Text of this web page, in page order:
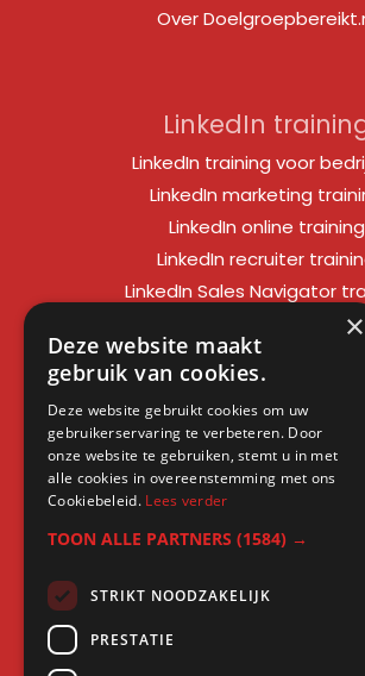
Over
LinkedIn
LinkedIn training voor
LinkedIn marketing
LinkedIn online training
LinkedIn recruiter
LinkedIn Sales Navigator
LinkedIn sales training
Social media training
LinkedIn expert training
LinkedIn workshop
LinkedIn cursus
Cursus LinkedIn zakelijk
×
Deze website maakt
gebruik van cookies.
Deze website gebruikt cookies om uw
gebruikerservaring te verbeteren. Door
onze website te gebruiken, stemt u in met
alle cookies in overeenstemming met ons
Cookiebeleid. Lees verder
TOON ALLE PARTNERS (1584) →
STRIKT NOODZAKELIJK
PRESTATIE